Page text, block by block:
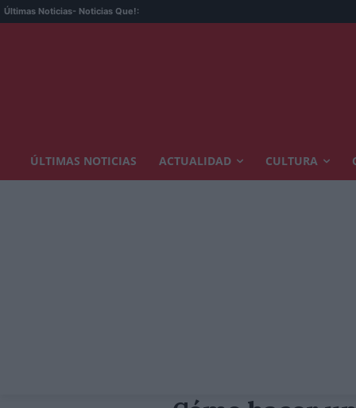
Últimas Noticias- Noticias Que!:
ÚLTIMAS NOTICIAS ACTUALIDAD CULTURA